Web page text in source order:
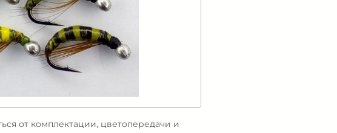
от комплектации, цветопередачи и